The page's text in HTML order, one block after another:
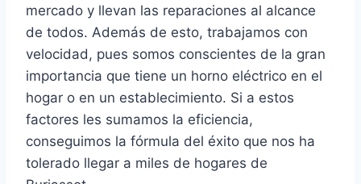
mercado y llevan las reparaciones al alcance
de todos. Además de esto, trabajamos con
velocidad, pues somos conscientes de la gran
importancia que tiene un horno eléctrico en el
hogar o en un establecimiento. Si a estos
factores les sumamos la eficiencia,
conseguimos la fórmula del éxito que nos ha
tolerado llegar a miles de hogares de